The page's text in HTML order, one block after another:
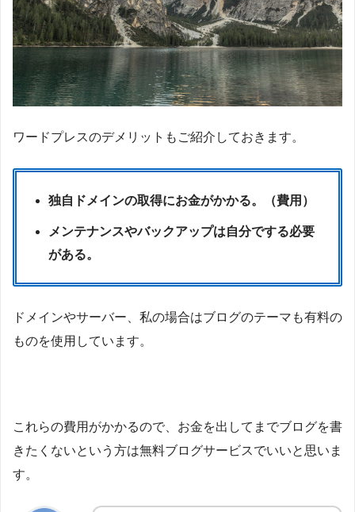
ワードプレスのデメリットもご紹介しておきます。
独自ドメインの取得にお金がかかる。（費用）
メンテナンスやバックアップは自分でする必要
がある。
ドメインやサーバー、私の場合はブログのテーマも有料の
ものを使用しています。
これらの費用がかかるので、お金を出してまでブログを書
きたくないという方は無料ブログサービスでいいと思いま
す。